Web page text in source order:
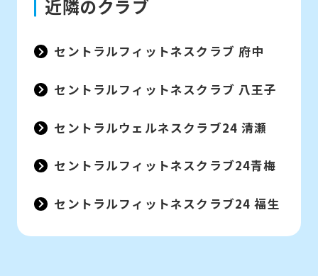
近隣のクラブ
セントラルフィットネスクラブ 府中
セントラルフィットネスクラブ 八王子
セントラルウェルネスクラブ24 清瀬
セントラルフィットネスクラブ24青梅
セントラルフィットネスクラブ24 福生